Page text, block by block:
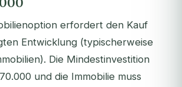
erfordert den Kauf
Entwicklung (typischerweise
Die Mindestinvestition
und die Immobilie muss